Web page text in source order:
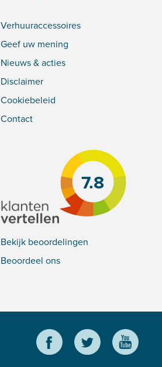
Verhuuraccessoires
Geef uw mening
Nieuws & acties
Disclaimer
Cookiebeleid
Contact
7.8
Bekijk beoordelingen
Beoordeel ons